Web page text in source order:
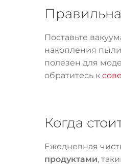
Поставьте
накопления
полезен для
обратитесь к
Когда
Ежедневная
продуктами,